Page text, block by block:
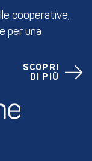
cooperative,
per una
SCOPRI
DI PIÙ